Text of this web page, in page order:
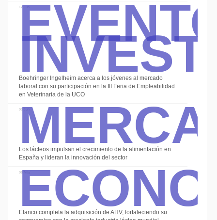
12 Jun
Boehringer Ingelheim acerca a los jóvenes al mercado
laboral con su participación en la III Feria de Empleabilidad
en Veterinaria de la UCO
03 Jun
Los lácteos impulsan el crecimiento de la alimentación en
España y lideran la innovación del sector
08 May
Elanco completa la adquisición de AHV, fortaleciendo su